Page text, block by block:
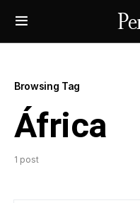
Browsing Tag
África
1 post